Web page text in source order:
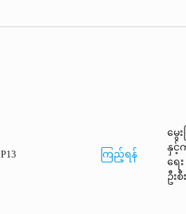
P13 ကြည့်ရန်
မွေး
နှ
ရေး
ဦးစီ